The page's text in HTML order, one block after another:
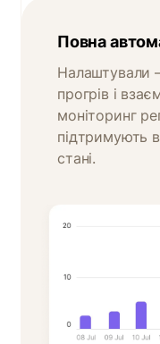
Повна
Налаштували
прогрів і
моніторинг
підтримують
стані.